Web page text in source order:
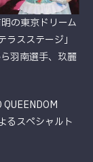
の東京ドリーム
スステージ」
羽南選手、玖麗
るスペシャルト